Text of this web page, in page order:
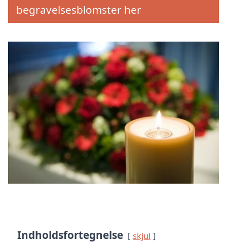
begravelsesblomster her
Indholdsfortegnelse skjul